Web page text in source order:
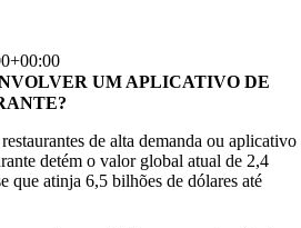
UM APLICATIVO DE
de alta demanda ou aplicativo
detém o valor global atual de 2,4
que atinja 6,5 bilhões de dólares até